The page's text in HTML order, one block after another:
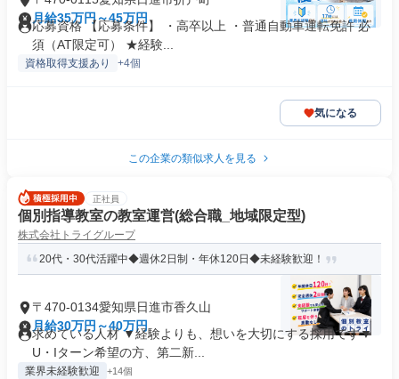
月給35万円～45万円
応募資格 【応募条件】 ・高卒以上 ・普通自動車運転免許 必
須（AT限定可） ★経験...
資格取得支援あり +4個
気になる
この企業の類似求人を見る
正社員
個別指導教室の教室運営(総合職_地域限定型)
株式会社トライグループ
20代・30代活躍中◆週休2日制・年休120日◆未経験歓迎！
〒470-0134愛知県日進市香久山
月給30万円～40万円
求めている人材 ▼経験よりも、想いを大切にする採用です▼
U・Iターン希望の方、第二新...
業界未経験歓迎 +14個